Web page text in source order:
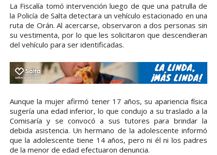
La Fiscalía tomó intervención luego de que una patrulla de
la Policía de Salta detectara un vehículo estacionado en una
ruta de Orán. Al acercarse, observaron a dos personas sin
su vestimenta, por lo que les solicitaron que descendieran
del vehículo para ser identificadas.
Aunque la mujer afirmó tener 17 años, su apariencia física
sugería una edad inferior, lo que condujo a su traslado a la
Comisaría y se convocó a sus tutores para brindar la
debida asistencia. Un hermano de la adolescente informó
que la adolescente tiene 14 años, pero ni él ni los padres
de la menor de edad efectuaron denuncia.